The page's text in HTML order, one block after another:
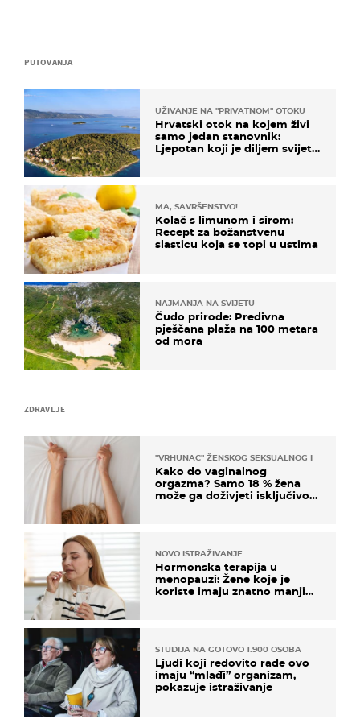
ZDRAVLJE
"VRHUNAC" ŽENSKOG SEKSUALNOG ISKUSTVA
Kako do vaginalnog
orgazma? Samo 18 % žena
može ga doživjeti isključivo
NOVO ISTRAŽIVANJE
Hormonska terapija u
menopauzi: Žene koje je
koriste imaju znatno manji
STUDIJA NA GOTOVO 1.900 OSOBA
Ljudi koji redovito rade ovo
imaju “mlađi” organizam,
pokazuje istraživanje
PUTOVANJA
UŽIVANJE NA "PRIVATNOM" OTOKU
Hrvatski otok na kojem živi
samo jedan stanovnik:
Ljepotan koji je diljem svijeta
MA, SAVRŠENSTVO!
Kolač s limunom i sirom:
Recept za božanstvenu
slasticu koja se topi u ustima
NAJMANJA NA SVIJETU
Čudo prirode: Predivna
pješčana plaža na 100 metara
od mora